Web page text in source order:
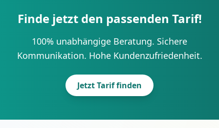
Finde jetzt den passenden Tarif!
100% unabhängige Beratung. Sichere
Kommunikation. Hohe Kundenzufriedenheit.
Jetzt Tarif finden